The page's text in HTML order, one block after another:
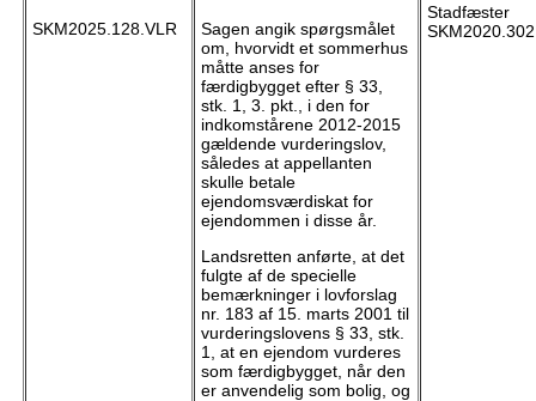
SKM2025.128.VLR
Sagen angik spørgsmålet
om, hvorvidt et sommerhus
måtte anses for
færdigbygget efter § 33,
stk. 1, 3. pkt., i den for
indkomstårene 2012-2015
gældende vurderingslov,
således at appellanten
skulle betale
ejendomsværdiskat for
ejendommen i disse år.
Landsretten anførte, at det
fulgte af de specielle
bemærkninger i lovforslag
nr. 183 af 15. marts 2001 til
vurderingslovens § 33, stk.
1, at en ejendom vurderes
som færdigbygget, når den
er anvendelig som bolig, og
Stadfæster